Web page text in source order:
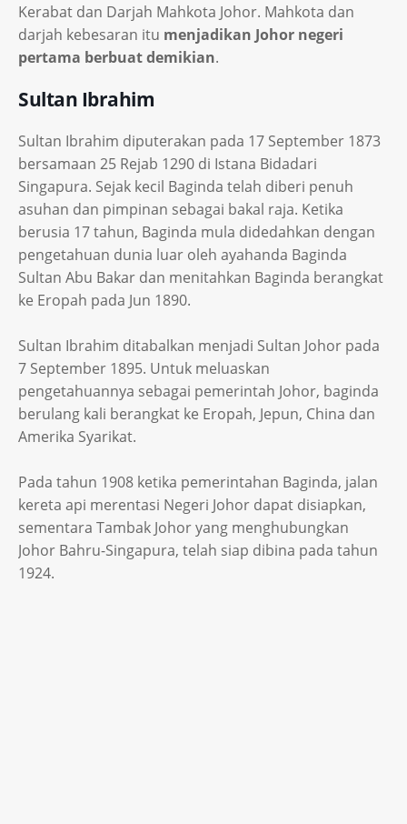
Kerabat dan Darjah Mahkota Johor. Mahkota dan
darjah kebesaran itu menjadikan Johor negeri
pertama berbuat demikian.
Sultan Ibrahim
Sultan Ibrahim diputerakan pada 17 September 1873
bersamaan 25 Rejab 1290 di Istana Bidadari
Singapura. Sejak kecil Baginda telah diberi penuh
asuhan dan pimpinan sebagai bakal raja. Ketika
berusia 17 tahun, Baginda mula didedahkan dengan
pengetahuan dunia luar oleh ayahanda Baginda
Sultan Abu Bakar dan menitahkan Baginda berangkat
ke Eropah pada Jun 1890.
Sultan Ibrahim ditabalkan menjadi Sultan Johor pada
7 September 1895. Untuk meluaskan
pengetahuannya sebagai pemerintah Johor, baginda
berulang kali berangkat ke Eropah, Jepun, China dan
Amerika Syarikat.
Pada tahun 1908 ketika pemerintahan Baginda, jalan
kereta api merentasi Negeri Johor dapat disiapkan,
sementara Tambak Johor yang menghubungkan
Johor Bahru-Singapura, telah siap dibina pada tahun
1924.